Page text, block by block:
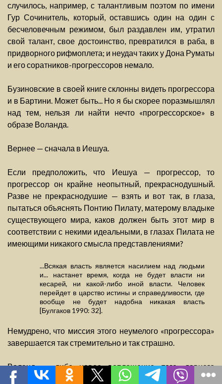
случилось, например, с талантливым поэтом по имени
Гур Сочинитель, который, оставшись один на один с
бесчеловечным режимом, был раздавлен им, утратил
свой талант, свое достоинство, превратился в раба, в
придворного рифмоплета; и неудач таких у Дона Руматы
и его соратников-прогрессоров немало.
Бузиновские в своей книге склонны видеть прогрессора
и в Бартини. Может быть... Но я бы скорее поразмышлял
над тем, нельзя ли найти нечто «прогрессорское» в
образе Воланда.
Вернее — сначала в Иешуа.
Если предположить, что Иешуа — прогрессор, то
прогрессор он крайне неопытный, прекраснодушный.
Разве не прекраснодушие — взять и вот так, в глаза,
пытаться объяснять Понтию Пилату, матерому владыке
существующего мира, каков должен быть этот мир в
соответствии с некими идеальными, в глазах Пилата не
имеющими никакого смысла представлениями?
...Всякая власть является насилием над людьми
и... настанет время, когда не будет власти ни
кесарей, ни какой-либо иной власти. Человек
перейдет в царство истины и справедливости, где
вообще не будет надобна никакая власть
[Булгаков 1990: 32].
Немудрено, что миссия этого неумелого «прогрессора»
завершается так стремительно и так страшно.
Воланд — либо новое воплощение того, давнего
«прогрессора», либо другой прогрессор,